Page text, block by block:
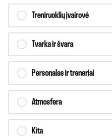
Treniruoklių įvairovė
Tvarka ir švara
Personalas ir treneriai
Atmosfera
Kita